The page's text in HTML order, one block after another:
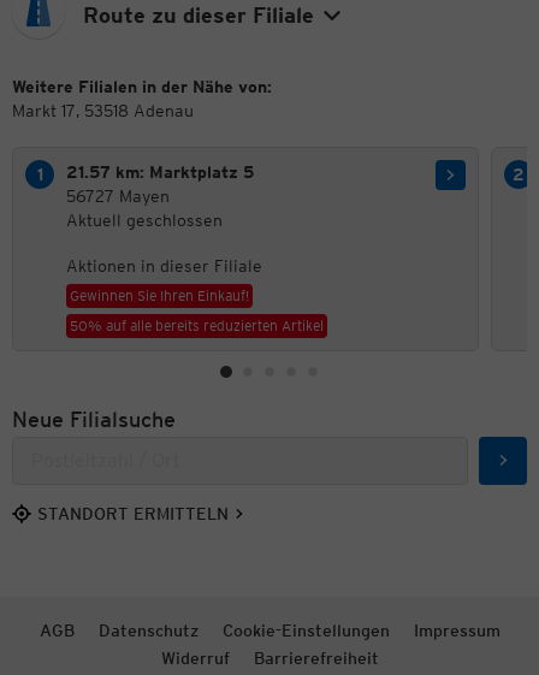
Route zu dieser Filiale
Weitere Filialen in der Nähe von:
Markt 17, 53518 Adenau
21.57 km: Marktplatz 5
56727 Mayen
Aktuell geschlossen
Aktionen in dieser Filiale
Gewinnen Sie Ihren Einkauf!
50% auf alle bereits reduzierten Artikel
Neue Filialsuche
STANDORT ERMITTELN
AGB Datenschutz Cookie-Einstellungen
Impressum
Widerruf
Barrierefreiheit